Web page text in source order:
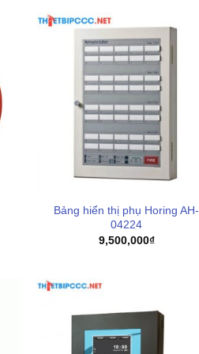
Bảng hiển thị phụ Horing AH-
04224
9,500,000₫